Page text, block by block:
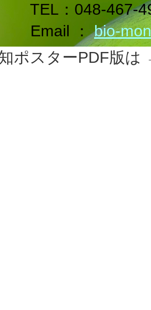
TEL：048-467-
Email ：bio-
ポスターPDF版